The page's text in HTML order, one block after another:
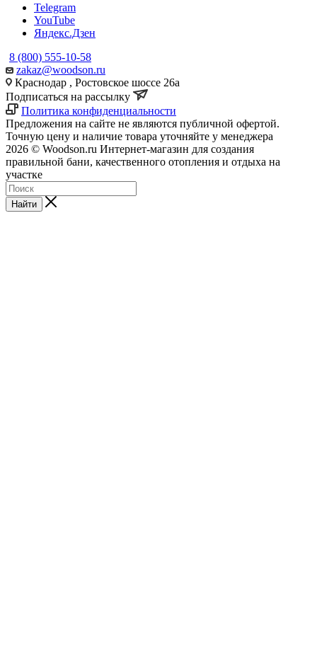
Telegram
YouTube
Яндекс.Дзен
8 (800) 555-10-58
zakaz@woodson.ru
Краснодар , Ростовское шоссе 26а
Подписаться на рассылку
Политика конфиденциальности
Предложения на сайте не являются публичной офертой.
Точную цену и наличие товара уточняйте у менеджера
2026 © Woodson.ru Интернет-магазин для создания
правильной бани, качественного отопления и отдыха на
участке
Найти